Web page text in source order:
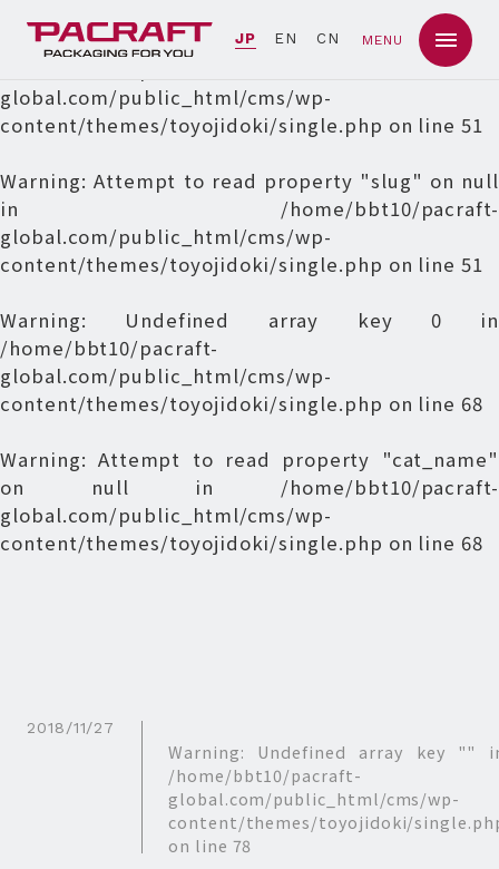
JP EN CN MENU
Warning: Undefined array key 0 in
global.com/public_html/cms/wp-
content/themes/toyojidoki/single.php on line51
Warning: Attempt to read property "slug" on null
in /home/bbt10/pacraft-
global.com/public_html/cms/wp-
content/themes/toyojidoki/single.php on line51
Warning: Undefined array key 0 in
/home/bbt10/pacraft-
global.com/public_html/cms/wp-
content/themes/toyojidoki/single.php on line 68
Warning: Attempt to read property "cat_name"
on null in /home/bbt10/pacraft-
global.com/public_html/cms/wp-
content/themes/toyojidoki/single.php on line 68
2018/11/27
Warning: Undefined array key ""
/home/bbt10/pacraft-
global.com/public_html/cms/wp-
content/themes/toyojidoki/
on line 78